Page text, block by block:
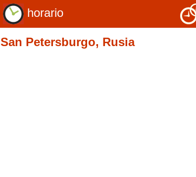
horario
San Petersburgo, Rusia